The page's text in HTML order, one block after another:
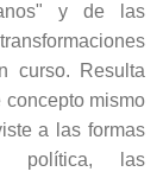
y de las
curso. Resulta
concepto mismo
a las formas
política, las